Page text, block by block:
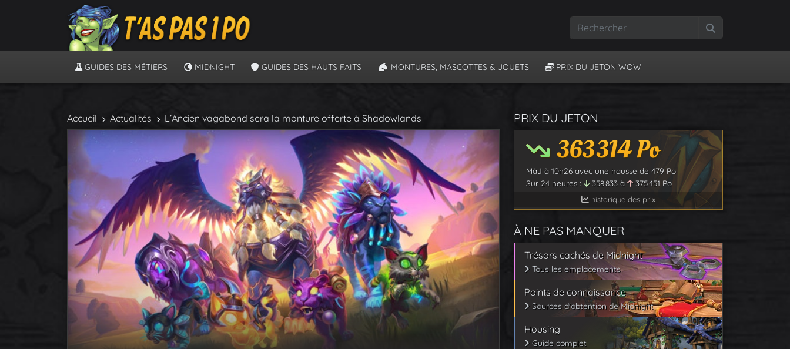
GUIDES DES MÉTIERS MIDNIGHT GUIDES DES HAUTS FAITS MONTURES, MASCOTTES & JOUETS PRIX DU JETON WOW
Accueil Actualités L’Ancien vagabond sera la monture offerte à Shadowlands PRIX DU JETON
363 314Po
MàJ à 10h26 avec une hausse de 479 Po
Sur 24 heures :
358 833 à 375 451 Po
historique des prix
À NE PAS MANQUER
Trésors cachés de Midnight
Tous les emplacements
Points de connaissance
Sources d'obtention de Midnight
Housing
Guide complet